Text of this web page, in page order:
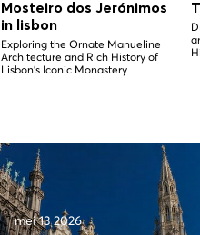
Mosteiro dos Jerónimos
in lisbon
Exploring the Ornate Manueline
Architecture and Rich History of
Lisbon's Iconic Monastery
mei 13 2026